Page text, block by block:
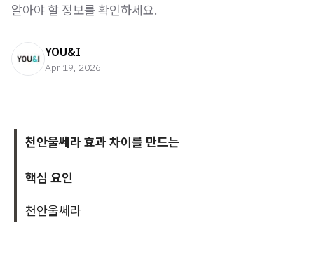
알아야 할 정보를 확인하세요.
YOU&I
Apr 19, 2026
천안울쎄라 효과 차이를 만드는
핵심 요인
천안울쎄라